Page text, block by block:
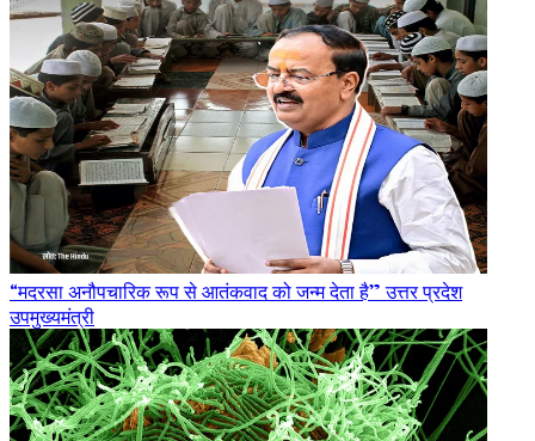
“मदरसा अनौपचारिक रूप से आतंकवाद को जन्म देता है” उत्तर प्रदेश
उपमुख्यमंत्री